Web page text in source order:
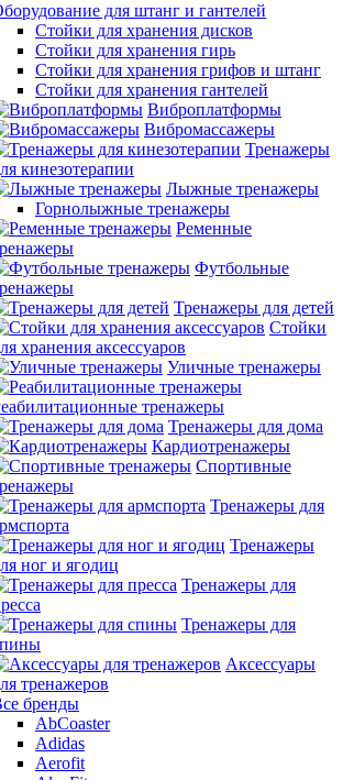
для штанг и гантелей
Стойки для хранения дисков
Стойки для хранения гирь
Стойки для хранения грифов и штанг
Стойки для хранения гантелей
Виброплатформы
Вибромассажеры
Тренажеры
кинезотерапии
Лыжные тренажеры
Горнолыжные тренажеры
Ременные
Футбольные
Тренажеры для детей
Стойки
хранения аксессуаров
Уличные тренажеры
тренажеры
Тренажеры для дома
Кардиотренажеры
Спортивные
Тренажеры для
Тренажеры
ног и ягодиц
Тренажеры для
Тренажеры для
Аксессуары
тренажеров
бренды
AbCoaster
Adidas
Aerofit